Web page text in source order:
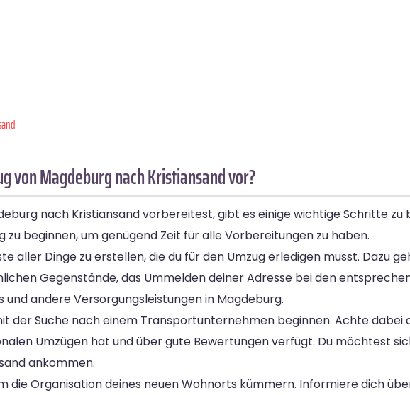
von Magdeburg nach Kristiansand vor?
nach Kristiansand vorbereitest, gibt es einige wichtige Schritte
beginnen, um genügend Zeit für alle Vorbereitungen zu haben.
aller Dinge zu erstellen, die du für den Umzug erledigen musst. Dazu
Gegenstände, das Ummelden deiner Adresse bei den
andere Versorgungsleistungen in Magdeburg.
der Suche nach einem Transportunternehmen beginnen. Achte dabei
Umzügen hat und über gute Bewertungen verfügt. Du möchtest
ankommen.
die Organisation deines neuen Wohnorts kümmern. Informiere dich